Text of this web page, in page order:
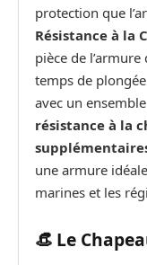
protection que
Résistance à la
pièce de
temps de
avec un
résistance à la
une armure
marines et les
👒 Le